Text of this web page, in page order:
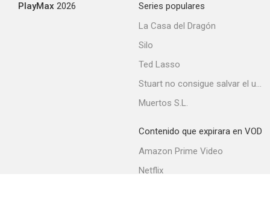
PlayMax 2026
Series populares
La Casa del Dragón
Silo
Ted Lasso
Stuart no consigue salvar el universo
Muertos S.L.
Contenido que expirara en VOD
Amazon Prime Video
Netflix